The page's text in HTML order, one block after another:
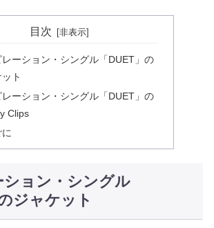
目次
レーション・シングル「DUET」の
ト
レーション・シングル「DUET」の
Clips
ション・シングル
ジャケット